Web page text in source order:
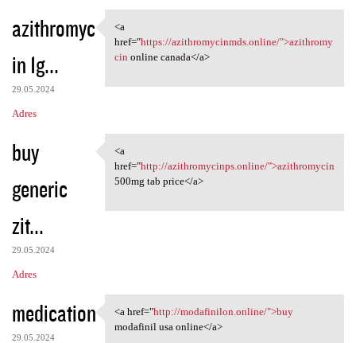
azithromyc
in 1g...
29.05.2024
Adres
<a href="https:/
<a
href="https://azithromycinmds.online/">azithromy
cin online canada</a>
buy
generic
zit...
29.05.2024
Adres
<a href="http:/
<a
href="http://azithromycinps.online/">azithromycin
500mg tab price</a>
medication
29.05.2024
<a href="http://modafinilon
<a href="http://modafinilon.online/">buy
modafinil usa online</a>